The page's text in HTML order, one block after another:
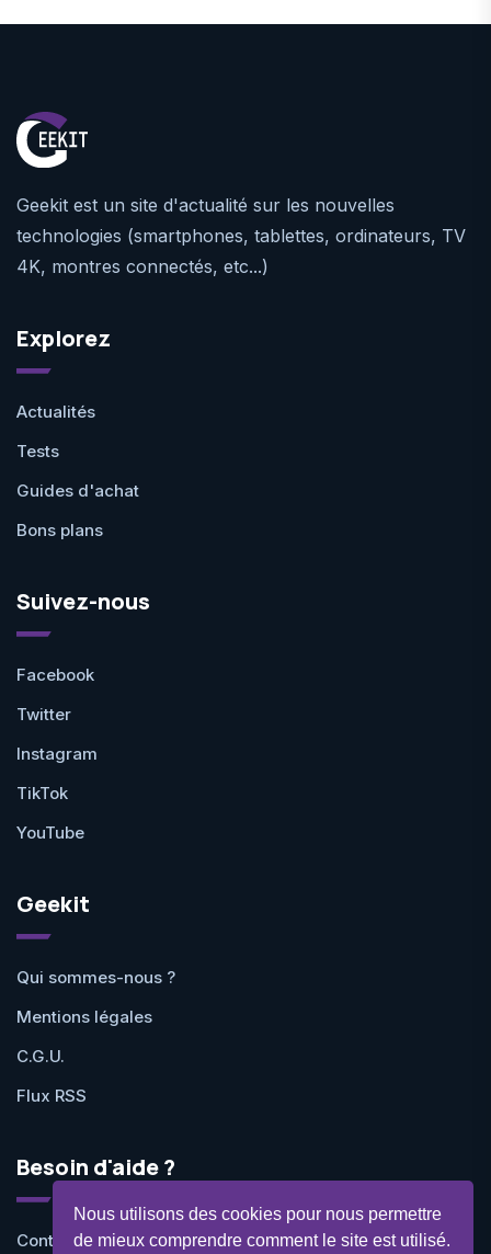
Nous utilisons des cookies pour nous permettre
de mieux comprendre comment le site est utilisé.
Geekit est un site d'actualité sur les nouvelles
technologies (smartphones, tablettes, ordinateurs, TV
4K, montres connectés, etc...)
Explorez
Actualités
Tests
Guides d'achat
Bons plans
Suivez-nous
Facebook
Twitter
Instagram
TikTok
YouTube
Geekit
Qui sommes-nous ?
Mentions légales
C.G.U.
Flux RSS
Besoin d'aide ?
Contactez-nous